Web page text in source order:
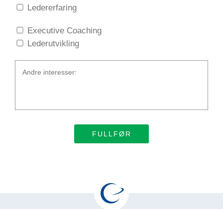
Ledererfaring
Executive Coaching
Lederutvikling